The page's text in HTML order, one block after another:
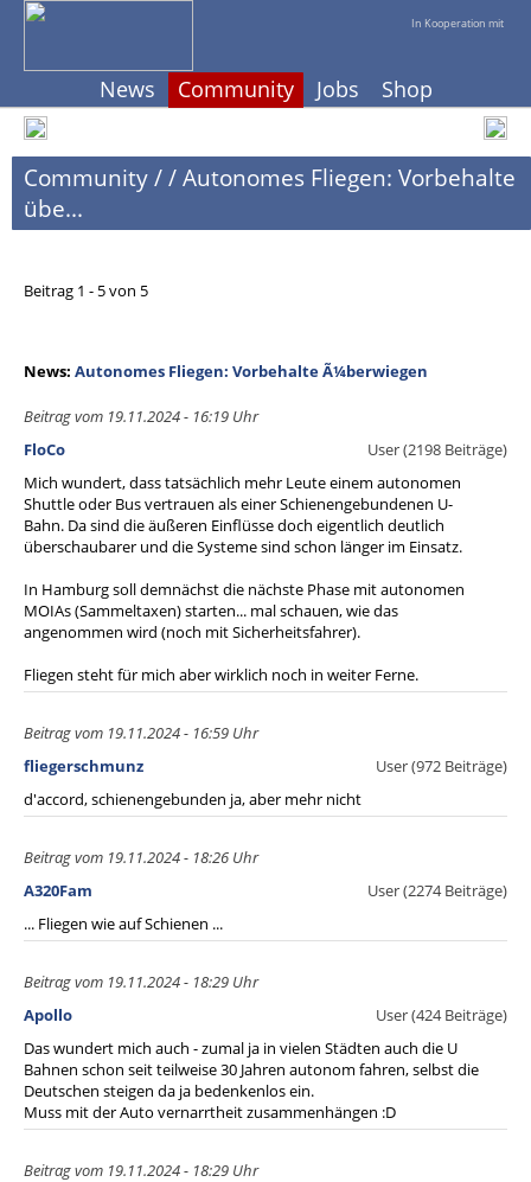
In Kooperation mit
News Community Jobs Shop
Community//Autonomes Fliegen: Vorbehalte
übe...
Beitrag 1 - 5 von 5
News: Autonomes Fliegen: Vorbehalte Ã¼berwiegen
Beitrag vom 19.11.2024 - 16:19 Uhr
FloCo
User (2198 Beiträge)
Mich wundert, dass tatsächlich mehr Leute einem autonomen
Shuttle oder Bus vertrauen als einer Schienengebundenen U-
Bahn. Da sind die äußeren Einflüsse doch eigentlich deutlich
überschaubarer und die Systeme sind schon länger im Einsatz.
In Hamburg soll demnächst die nächste Phase mit autonomen
MOIAs (Sammeltaxen) starten... mal schauen, wie das
angenommen wird (noch mit Sicherheitsfahrer).
Fliegen steht für mich aber wirklich noch in weiter Ferne.
Beitrag vom 19.11.2024 - 16:59 Uhr
fliegerschmunz
User (972 Beiträge)
d'accord, schienengebunden ja, aber mehr nicht
Beitrag vom 19.11.2024 - 18:26 Uhr
A320Fam
User (2274 Beiträge)
... Fliegen wie auf Schienen ...
Beitrag vom 19.11.2024 - 18:29 Uhr
Apollo
User (424 Beiträge)
Das wundert mich auch - zumal ja in vielen Städten auch die U
Bahnen schon seit teilweise 30 Jahren autonom fahren, selbst die
Deutschen steigen da ja bedenkenlos ein.
Muss mit der Auto vernarrtheit zusammenhängen :D
Beitrag vom 19.11.2024 - 18:29 Uhr